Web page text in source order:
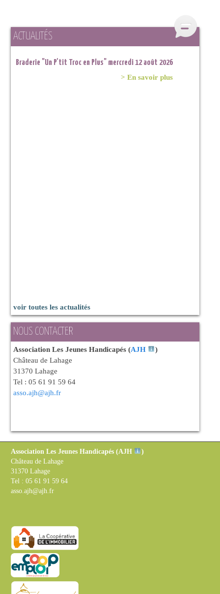
ACTUALITÉS
Braderie "Un P'tit Troc en Plus" mercredi 12 août 2026
> En savoir plus
voir toutes les actualités
NOUS CONTACTER
Association Les Jeunes Handicapés (AJH
)
Château de Lahage
31370 Lahage
Tel : 05 61 91 59 64
asso.ajh@ajh.fr
Association Les Jeunes Handicapés (AJH
)
Château de Lahage
31370 Lahage
Tel : 05 61 91 59 64
asso.ajh@ajh.fr